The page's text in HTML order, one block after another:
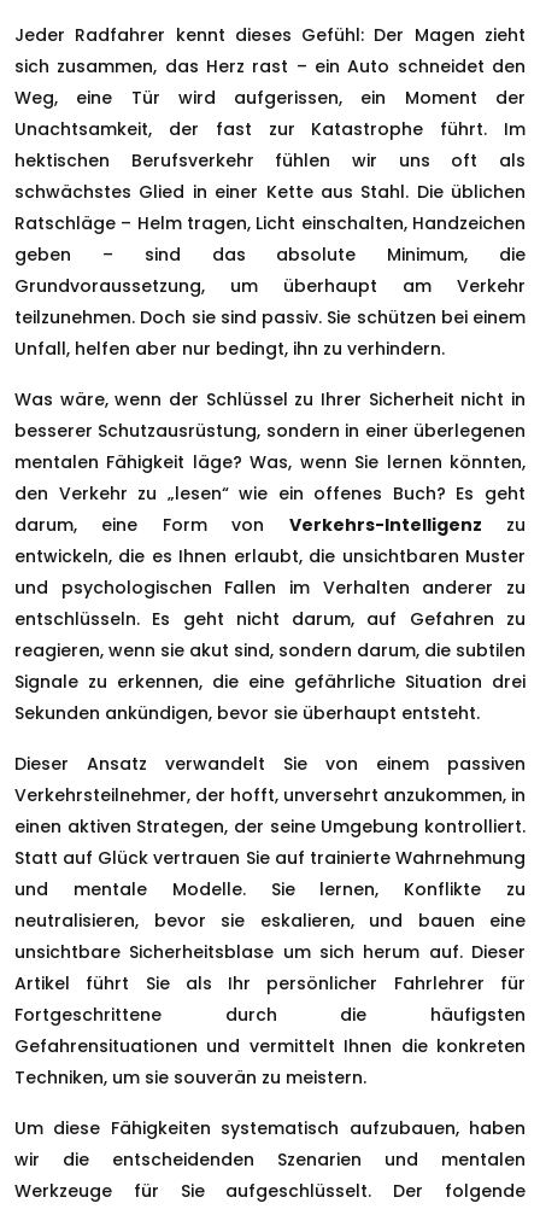
Jeder Radfahrer kennt dieses Gefühl: Der Magen zieht
sich zusammen, das Herz rast – ein Auto schneidet den
Weg, eine Tür wird aufgerissen, ein Moment der
Unachtsamkeit, der fast zur Katastrophe führt. Im
hektischen Berufsverkehr fühlen wir uns oft als
schwächstes Glied in einer Kette aus Stahl. Die üblichen
Ratschläge – Helm tragen, Licht einschalten, Handzeichen
geben – sind das absolute Minimum, die
Grundvoraussetzung, um überhaupt am Verkehr
teilzunehmen. Doch sie sind passiv. Sie schützen bei einem
Unfall, helfen aber nur bedingt, ihn zu verhindern.
Was wäre, wenn der Schlüssel zu Ihrer Sicherheit nicht in
besserer Schutzausrüstung, sondern in einer überlegenen
mentalen Fähigkeit läge? Was, wenn Sie lernen könnten,
den Verkehr zu „lesen“ wie ein offenes Buch? Es geht
darum, eine Form von Verkehrs-Intelligenz zu
entwickeln, die es Ihnen erlaubt, die unsichtbaren Muster
und psychologischen Fallen im Verhalten anderer zu
entschlüsseln. Es geht nicht darum, auf Gefahren zu
reagieren, wenn sie akut sind, sondern darum, die subtilen
Signale zu erkennen, die eine gefährliche Situation drei
Sekunden ankündigen, bevor sie überhaupt entsteht.
Dieser Ansatz verwandelt Sie von einem passiven
Verkehrsteilnehmer, der hofft, unversehrt anzukommen, in
einen aktiven Strategen, der seine Umgebung kontrolliert.
Statt auf Glück vertrauen Sie auf trainierte Wahrnehmung
und mentale Modelle. Sie lernen, Konflikte zu
neutralisieren, bevor sie eskalieren, und bauen eine
unsichtbare Sicherheitsblase um sich herum auf. Dieser
Artikel führt Sie als Ihr persönlicher Fahrlehrer für
Fortgeschrittene durch die häufigsten
Gefahrensituationen und vermittelt Ihnen die konkreten
Techniken, um sie souverän zu meistern.
Um diese Fähigkeiten systematisch aufzubauen, haben
wir die entscheidenden Szenarien und mentalen
Werkzeuge für Sie aufgeschlüsselt. Der folgende